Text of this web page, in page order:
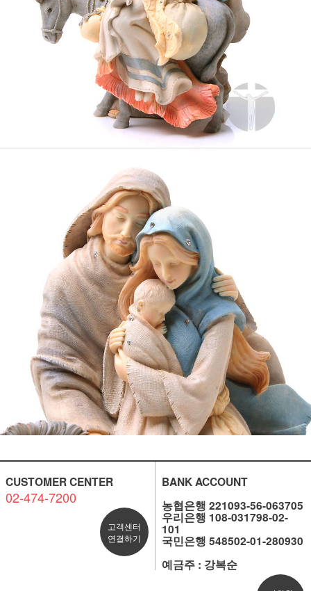
CUSTOMER CENTER
02-474-7200
고객센터
연결하기
BANK ACCOUNT
농협은행 221093-56-063705
우리은행 108-031798-02-
101
국민은행 548502-01-280930
예금주 : 강복순